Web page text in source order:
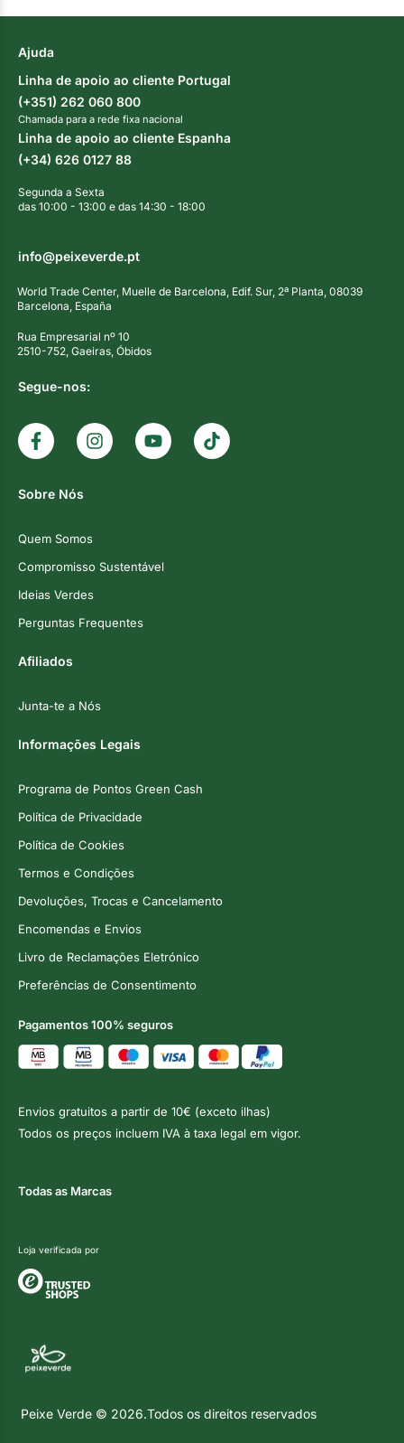
Ajuda
Linha de apoio ao cliente Portugal
(+351) 262 060 800
Chamada para a rede fixa nacional
Linha de apoio ao cliente Espanha
(+34) 626 0127 88
Segunda a Sexta
das 10:00 - 13:00 e das 14:30 - 18:00
info@peixeverde.pt
World Trade Center, Muelle de Barcelona, Edif. Sur, 2ª Planta, 08039
Barcelona, España
Rua Empresarial nº 10
2510-752, Gaeiras, Óbidos
Segue-nos:
Sobre Nós
Quem Somos
Compromisso Sustentável
Ideias Verdes
Perguntas Frequentes
Afiliados
Junta-te a Nós
Informações Legais
Programa de Pontos Green Cash
Política de Privacidade
Política de Cookies
Termos e Condições
Devoluções, Trocas e Cancelamento
Encomendas e Envios
Livro de Reclamações Eletrónico
Preferências de Consentimento
Pagamentos 100% seguros
Envios gratuitos a partir de 10€ (exceto ilhas)
Todos os preços incluem IVA à taxa legal em vigor.
Todas as Marcas
Loja verificada por
Peixe Verde © 2026.Todos os direitos reservados